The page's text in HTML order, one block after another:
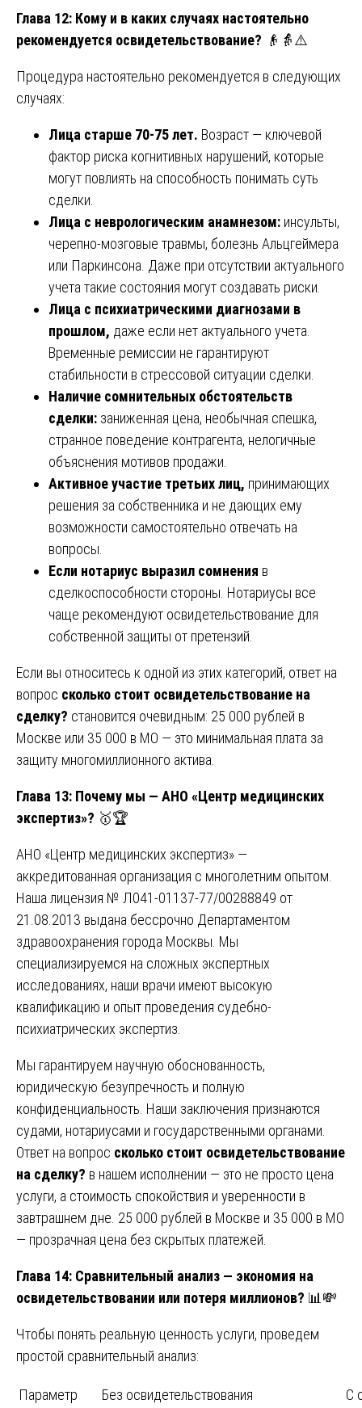
Глава 12: Кому и в каких случаях настоятельно
рекомендуется освидетельствование? 👴👵⚠️
Процедура настоятельно рекомендуется в следующих
случаях:
Лица старше 70-75 лет. Возраст — ключевой
фактор риска когнитивных нарушений, которые
могут повлиять на способность понимать суть
сделки.
Лица с неврологическим анамнезом: инсульты,
черепно-мозговые травмы, болезнь Альцгеймера
или Паркинсона. Даже при отсутствии актуального
учета такие состояния могут создавать риски.
Лица с психиатрическими диагнозами в
прошлом, даже если нет актуального учета.
Временные ремиссии не гарантируют
стабильности в стрессовой ситуации сделки.
Наличие сомнительных обстоятельств
сделки: заниженная цена, необычная спешка,
странное поведение контрагента, нелогичные
объяснения мотивов продажи.
Активное участие третьих лиц, принимающих
решения за собственника и не дающих ему
возможности самостоятельно отвечать на
вопросы.
Если нотариус выразил сомнения в
сделкоспособности стороны. Нотариусы все
чаще рекомендуют освидетельствование для
собственной защиты от претензий.
Если вы относитесь к одной из этих категорий, ответ на
вопрос сколько стоит освидетельствование на
сделку? становится очевидным: 25 000 рублей в
Москве или 35 000 в МО — это минимальная плата за
защиту многомиллионного актива.
Глава 13: Почему мы — АНО «Центр медицинских
экспертиз»? 🥇🏆
АНО «Центр медицинских экспертиз» —
аккредитованная организация с многолетним опытом.
Наша лицензия № Л041-01137-77/00288849 от
21.08.2013 выдана бессрочно Департаментом
здравоохранения города Москвы. Мы
специализируемся на сложных экспертных
исследованиях, наши врачи имеют высокую
квалификацию и опыт проведения судебно-
психиатрических экспертиз.
Мы гарантируем научную обоснованность,
юридическую безупречность и полную
конфиденциальность. Наши заключения признаются
судами, нотариусами и государственными органами.
Ответ на вопрос сколько стоит освидетельствование
на сделку? в нашем исполнении — это не просто цена
услуги, а стоимость спокойствия и уверенности в
завтрашнем дне. 25 000 рублей в Москве и 35 000 в МО
— прозрачная цена без скрытых платежей.
Глава 14: Сравнительный анализ — экономия на
освидетельствовании или потеря миллионов? 📊💸
Чтобы понять реальную ценность услуги, проведем
простой сравнительный анализ:
Параметр Без освидетельствования С